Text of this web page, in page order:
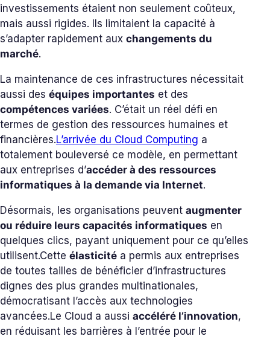
investissements étaient non seulement coûteux,
mais aussi rigides. Ils limitaient la capacité à
s’adapter rapidement aux changements du
marché.
La maintenance de ces infrastructures nécessitait
aussi des équipes importantes et des
compétences variées. C’était un réel défi en
termes de gestion des ressources humaines et
financières.L’arrivée du Cloud Computing a
totalement bouleversé ce modèle, en permettant
aux entreprises d’accéder à des ressources
informatiques à la demande via Internet.
Désormais, les organisations peuvent augmenter
ou réduire leurs capacités informatiques en
quelques clics, payant uniquement pour ce qu’elles
utilisent.Cette élasticité a permis aux entreprises
de toutes tailles de bénéficier d’infrastructures
dignes des plus grandes multinationales,
démocratisant l’accès aux technologies
avancées.Le Cloud a aussi accéléré l’innovation,
en réduisant les barrières à l’entrée pour le